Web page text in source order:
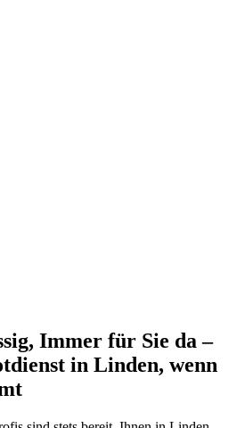
Immer für Sie da –
in Linden, wenn